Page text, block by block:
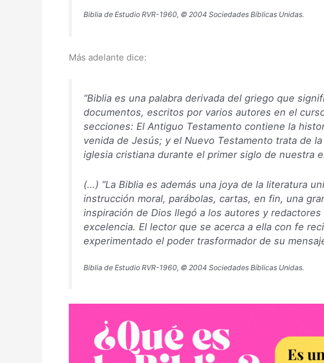
Biblia de Estudio RVR-1960, © 2004 Sociedades Bíblicas Unidas.
Más adelante dice:
“Biblia es una palabra derivada del griego que
documentos, escritos por varios autores en el
secciones: El Antiguo Testamento contiene la
venida de Jesús; y el Nuevo Testamento trata de
iglesia cristiana durante el primer siglo de nuestra
(…) “La Biblia es además una joya de la literatura
instrucción moral, parábolas, cartas, en fin, una
inspiración de Dios llegó a los autores y
excelencia. El lector que se acerca a ella con fe
experimentado el poder trasformador de su
Biblia de Estudio RVR-1960, © 2004 Sociedades Bíblicas Unidas.